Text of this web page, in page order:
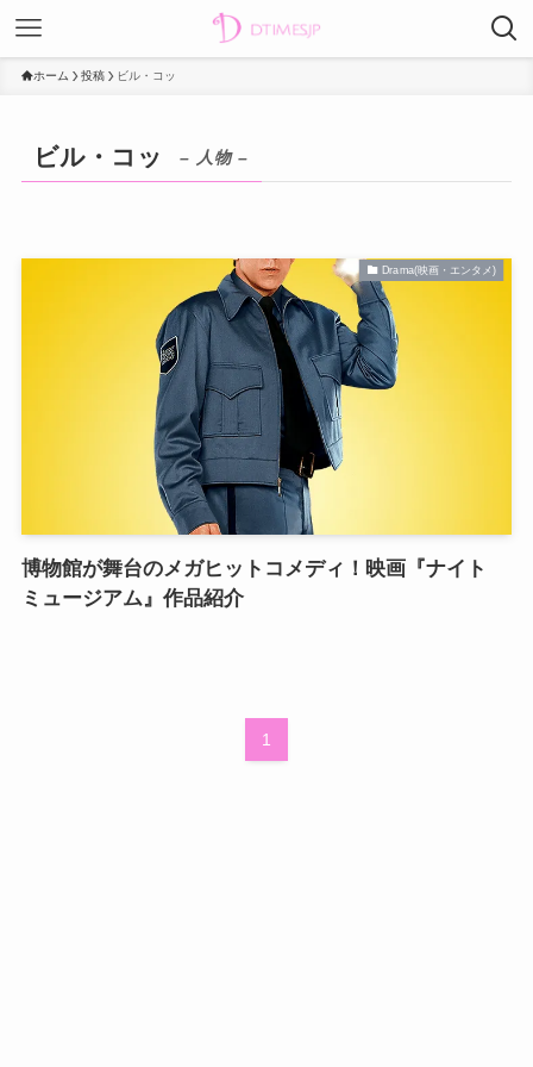
ホーム 投稿 ビル・コッ
ビル・コッ – 人物 –
Drama(映画・エンタメ)
博物館が舞台のメガヒットコメディ！映画『ナイト
ミュージアム』作品紹介
1